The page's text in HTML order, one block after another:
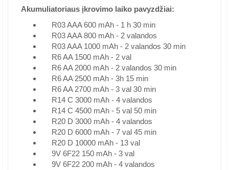
Akumuliatoriaus įkrovimo laiko pavyzdžiai:
R03 AAA 600 mAh - 1 h 30 min
R03 AAA 800 mAh - 2 valandos
R03 AAA 1000 mAh - 2 valandos 30 min
R6 AA 1500 mAh - 2 val
R6 AA 2000 mAh - 2 valandos 30 min
R6 AA 2500 mAh - 3h 15 min
R6 AA 2700 mAh - 3 val 30 min
R14 C 3000 mAh - 4 valandos
R14 C 4500 mAh - 5 val 50 min
R20 D 3000 mAh - 4 valandos
R20 D 6000 mAh - 7 val 45 min
R20 D 10000 mAh - 13 val
9V 6F22 150 mAh - 3 val
9V 6F22 200 mAh - 4 valandos